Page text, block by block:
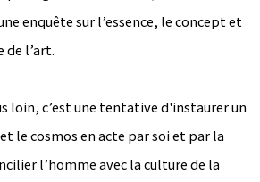
enquête sur l’essence, le concept et
de l’art.
loin, c’est une tentative d'instaurer un
le cosmos en acte par soi et par la
l’homme avec la culture de la